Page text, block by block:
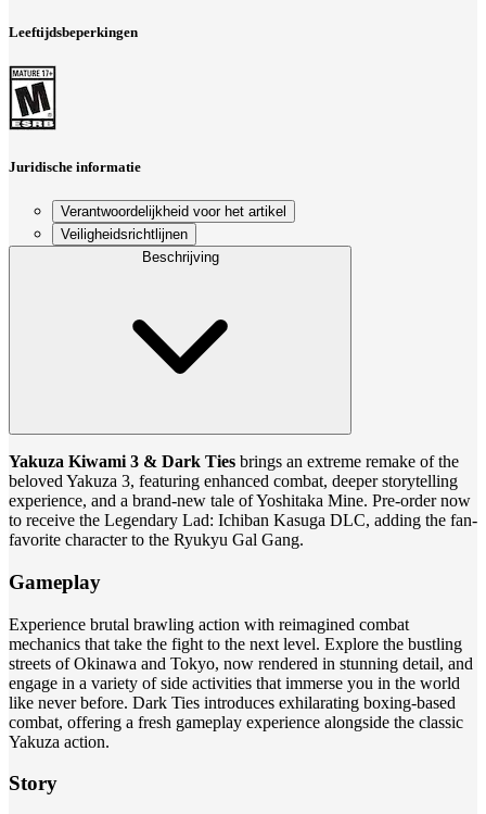
Leeftijdsbeperkingen
Juridische informatie
Verantwoordelijkheid voor het artikel
Veiligheidsrichtlijnen
Beschrijving
Yakuza Kiwami 3 & Dark Ties brings an extreme remake of the
beloved Yakuza 3, featuring enhanced combat, deeper storytelling
experience, and a brand-new tale of Yoshitaka Mine. Pre-order now
to receive the Legendary Lad: Ichiban Kasuga DLC, adding the fan-
favorite character to the Ryukyu Gal Gang.
Gameplay
Experience brutal brawling action with reimagined combat
mechanics that take the fight to the next level. Explore the bustling
streets of Okinawa and Tokyo, now rendered in stunning detail, and
engage in a variety of side activities that immerse you in the world
like never before. Dark Ties introduces exhilarating boxing-based
combat, offering a fresh gameplay experience alongside the classic
Yakuza action.
Story